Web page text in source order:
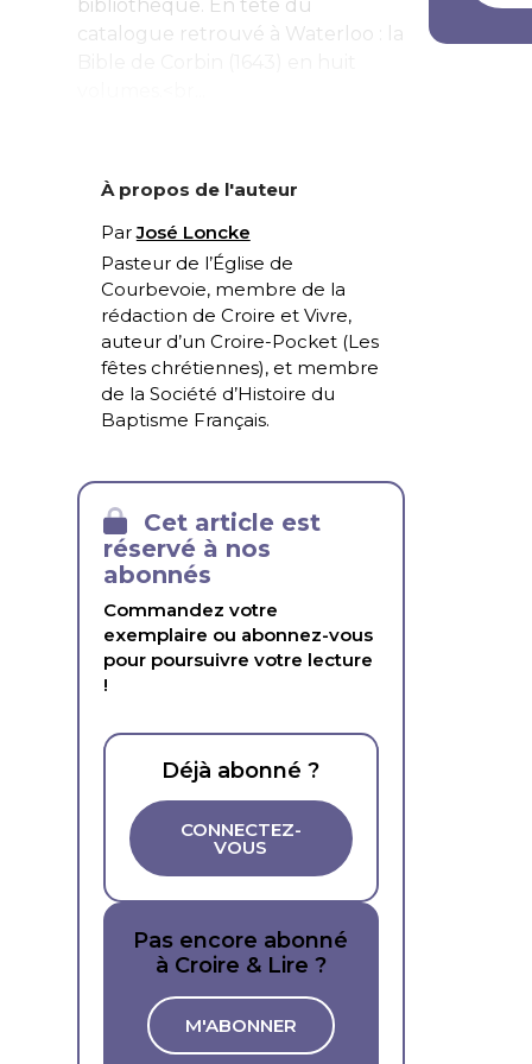
bibliothèque. En tête du
catalogue retrouvé à Waterloo : la
À propos de l'auteur
ParJosé Loncke
Pasteur de l’Église de
Courbevoie, membre de la
rédaction de Croire et Vivre,
auteur d’un Croire-Pocket (Les
fêtes chrétiennes), et membre
de la Société d’Histoire du
Baptisme Français.
Cet article est
réservé à nos
abonnés
Commandez votre
exemplaire ou abonnez-vous
pour poursuivre votre lecture
!
Déjà abonné ?
CONNECTEZ-
VOUS
Pas encore abonné
à Croire & Lire ?
M'ABONNER